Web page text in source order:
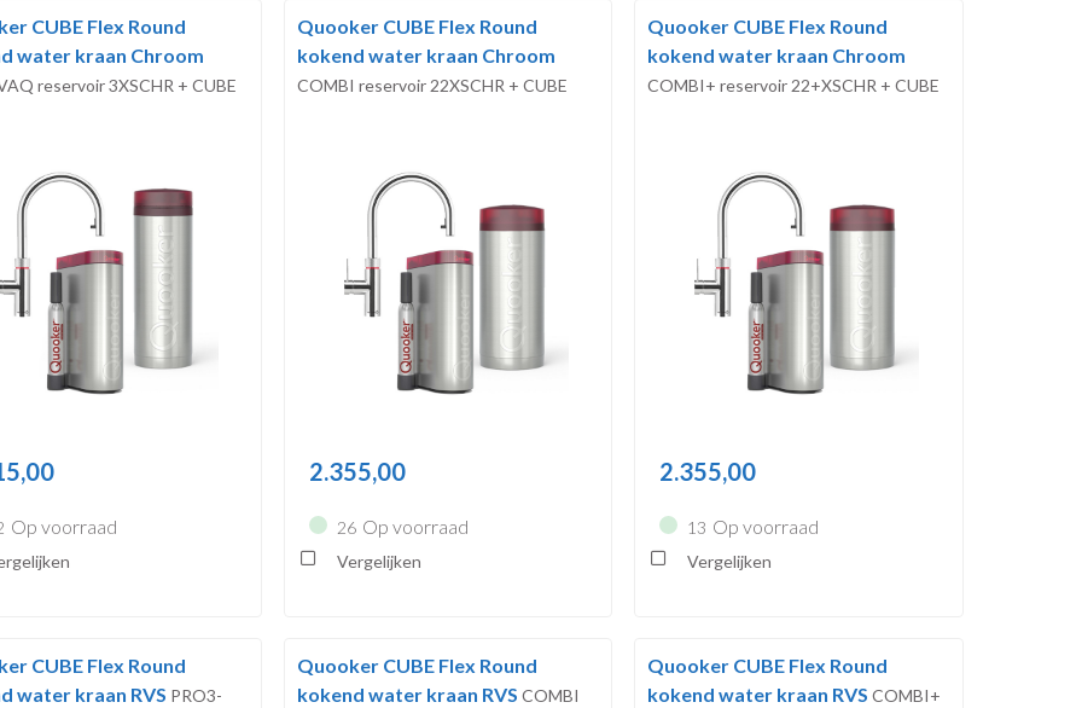
CUBE Flex Round
water kraan Chroom
reservoir 3XSCHR + CUBE
Op voorraad
Quooker CUBE Flex Round
kokend water kraan Chroom
COMBI reservoir 22XSCHR + CUBE
2.355,00
26 Op voorraad
Vergelijken
Quooker CUBE Flex Round
kokend water kraan Chroom
COMBI+ reservoir 22+XSCHR + CUBE
2.355,00
13 Op voorraad
Vergelijken
CUBE Flex Round
water kraan RVS PRO3-
Quooker CUBE Flex Round
kokend water kraan RVS COMBI
Quooker CUBE Flex Round
kokend water kraan RVS COMBI+